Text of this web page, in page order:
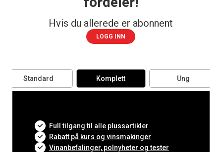
Hvis du allerede er abonnent
LOGG INN
Standard Komplett Ung
Full tilgang til alle plussartikler
Rabatt på kurs og vinsmakinger
Vinanbefalinger, polnyheter og tester